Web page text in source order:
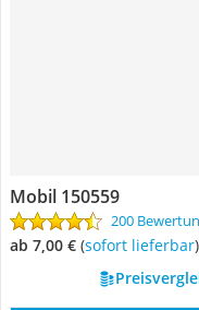
Mobil 150559
200
ab 7,00 € ( Sofort lieferbar)